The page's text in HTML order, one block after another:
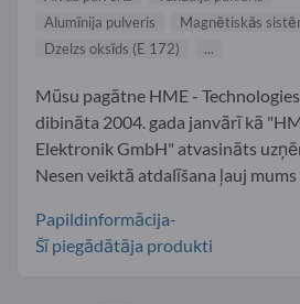
Alumīnija pulveris
Magnētiskās
Dzelzs oksīds (E 172)
...
Mūsu pagātne HME -
dibināta 2004. gada janvārī kā
Elektronik GmbH" atvasināts
Nesen veiktā atdalīšana ļauj mums
Papildinformācija-
Šī piegādātāja produkti